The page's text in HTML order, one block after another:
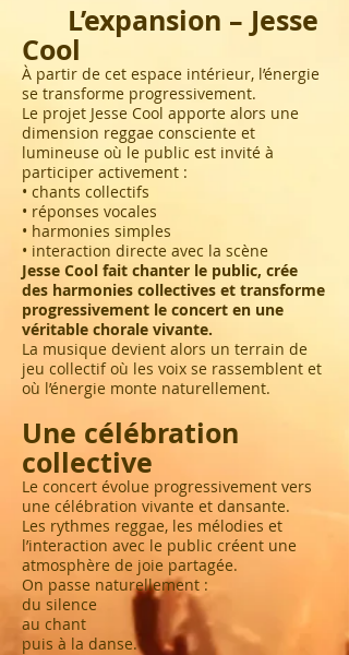
L’expansion – Jesse
Cool
À partir de cet espace intérieur, l’énergie
se transforme progressivement.
Le projet Jesse Cool apporte alors une
dimension reggae consciente et
lumineuse où le public est invité à
participer activement :
• chants collectifs
• réponses vocales
• harmonies simples
• interaction directe avec la scène
Jesse Cool fait chanter le public, crée
des harmonies collectives et transforme
progressivement le concert en une
véritable chorale vivante.
La musique devient alors un terrain de
jeu collectif où les voix se rassemblent et
où l’énergie monte naturellement.
Une célébration
collective
Le concert évolue progressivement vers
une célébration vivante et dansante.
Les rythmes reggae, les mélodies et
l’interaction avec le public créent une
atmosphère de joie partagée.
On passe naturellement :
du silence
au chant
puis à la danse.